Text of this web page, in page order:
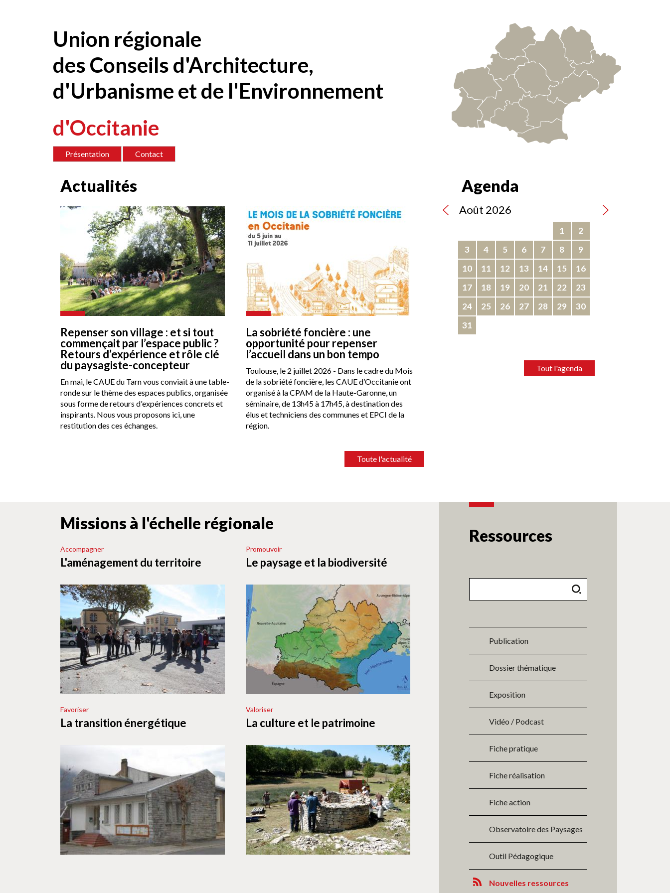
Contenu
Union régionale
des Conseils d'Architecture,
d'Urbanisme et de l'Environnement
d'Occitanie
Présentation Contact
Actualités
Repenser son village : et si tout
commençait par l’espace public ?
Retours d’expérience et rôle clé
du paysagiste-concepteur
En mai, le CAUE du Tarn vous conviait à une table-
ronde sur le thème des espaces publics, organisée
sous forme de retours d'expériences concrets et
inspirants. Nous vous proposons ici, une
restitution des ces échanges.
La sobriété foncière : une
opportunité pour repenser
l’accueil dans un bon tempo
Toulouse, le 2 juillet 2026 - Dans le cadre du Mois
de la sobriété foncière, les CAUE d’Occitanie ont
organisé à la CPAM de la Haute-Garonne, un
séminaire, de 13h45 à 17h45, à destination des
élus et techniciens des communes et EPCI de la
région.
Toute l'actualité
Agenda
< Août 2026
1
2
3
4 5 6 7 8
9
10
11 12 13 14 15
16
17
18 19 20 21 22
23
24
25 26 27 28 29
30
31
Tout l'agenda
Missions à l'échelle régionale
Accompagner
L'aménagement du territoire
Promouvoir
Le paysage et la biodiversité
Favoriser
La transition énergétique
Valoriser
La culture et le patrimoine
Ressources
Publication
Dossier thématique
Exposition
Vidéo / Podcast
Fiche pratique
Fiche réalisation
Fiche action
Observatoire des Paysages
Outil Pédagogique
Nouvelles ressources